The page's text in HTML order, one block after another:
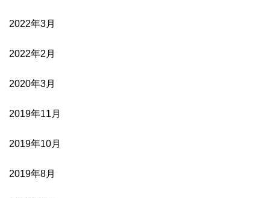
2022年3月
2022年2月
2020年3月
2019年11月
2019年10月
2019年8月